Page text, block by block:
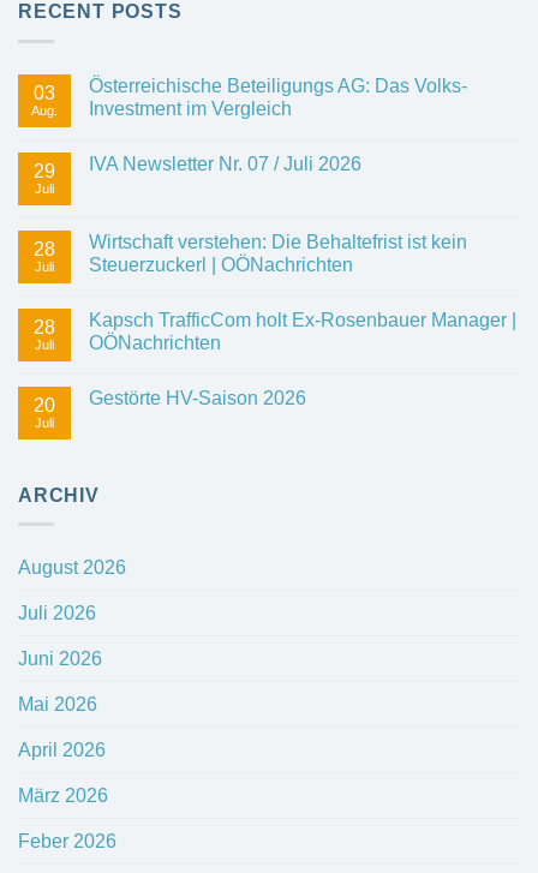
RECENT POSTS
03
Aug.
Österreichische Beteiligungs AG: Das Volks-
Investment im Vergleich
29
Juli
IVA Newsletter Nr. 07 / Juli 2026
28
Juli
Wirtschaft verstehen: Die Behaltefrist ist kein
Steuerzuckerl | OÖNachrichten
28
Juli
Kapsch TrafficCom holt Ex-Rosenbauer Manager |
OÖNachrichten
20
Juli
Gestörte HV-Saison 2026
ARCHIV
August 2026
Juli 2026
Juni 2026
Mai 2026
April 2026
März 2026
Feber 2026